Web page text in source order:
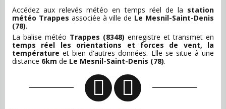
Accédez aux relevés météo en temps réel de la station
météo Trappes associée à ville de Le Mesnil-Saint-Denis
(78).
La balise météo Trappes (8348) enregistre et transmet en
temps réel les orientations et forces de vent, la
température et bien d'autres données. Elle se situe à une
distance 6km de Le Mesnil-Saint-Denis (78).